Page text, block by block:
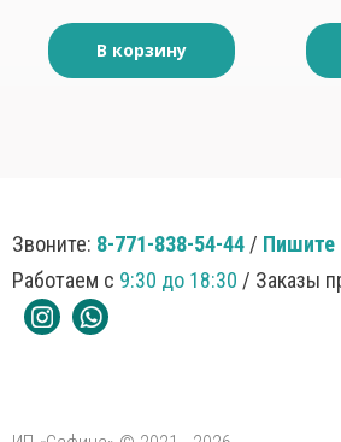
В корзину
Звоните: 8-771-838-54-44 / Пишите
Работаем с 9:30 до 18:30 / Заказы